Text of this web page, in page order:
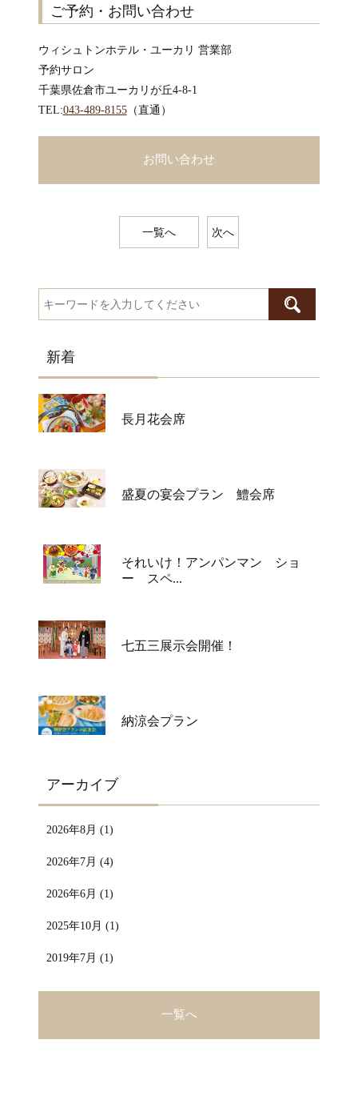
ご予約・お問い合わせ
ウィシュトンホテル・ユーカリ 営業部
予約サロン
千葉県佐倉市ユーカリが丘4-8-1
TEL:043-489-8155（直通）
お問い合わせ
一覧へ 次へ
新着
長月花会席
盛夏の宴会プラン 鱧会席
それいけ！アンパンマン ショ
ー スペ...
七五三展示会開催！
納涼会プラン
アーカイブ
2026年8月 (1)
2026年7月 (4)
2026年6月 (1)
2025年10月 (1)
2019年7月 (1)
一覧へ